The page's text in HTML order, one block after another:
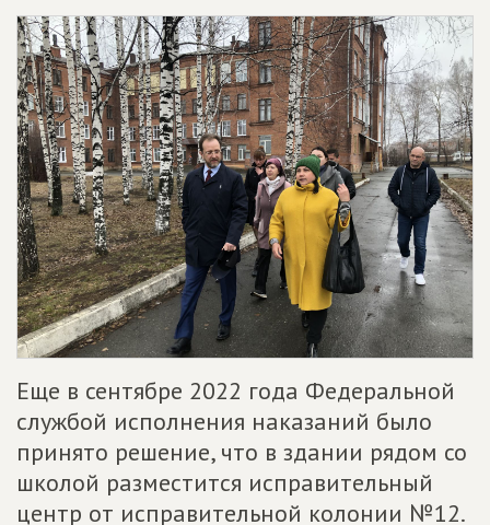
Еще в сентябре 2022 года Федеральной
службой исполнения наказаний было
принято решение, что в здании рядом со
школой разместится исправительный
центр от исправительной колонии №12.